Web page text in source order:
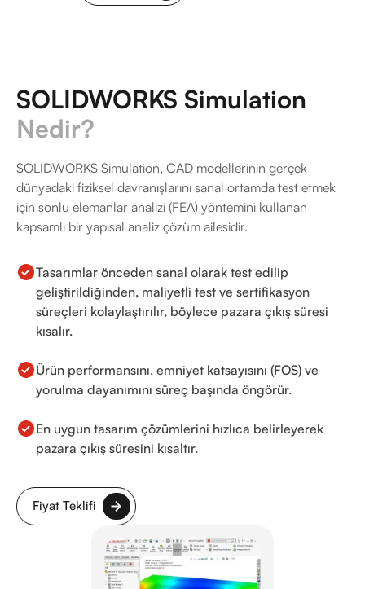
SOLIDWORKS Simulation
Nedir?
SOLIDWORKS Simulation, CAD modellerinin gerçek
dünyadaki fiziksel davranışlarını sanal ortamda test etmek
için sonlu elemanlar analizi (FEA) yöntemini kullanan
kapsamlı bir yapısal analiz çözüm ailesidir.
Tasarımlar önceden sanal olarak test edilip
geliştirildiğinden, maliyetli test ve sertifikasyon
süreçleri kolaylaştırılır, böylece pazara çıkış süresi
kısalır.
Ürün performansını, emniyet katsayısını (FOS) ve
yorulma dayanımını süreç başında öngörür.
En uygun tasarım çözümlerini hızlıca belirleyerek
pazara çıkış süresini kısaltır.
Fiyat Teklifi